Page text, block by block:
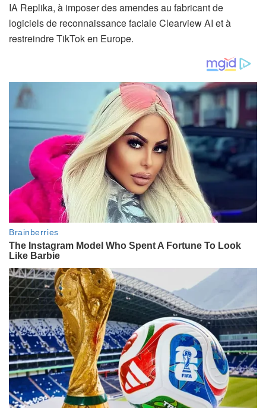
IA Replika, à imposer des amendes au fabricant de
logiciels de reconnaissance faciale Clearview AI et à
restreindre TikTok en Europe.